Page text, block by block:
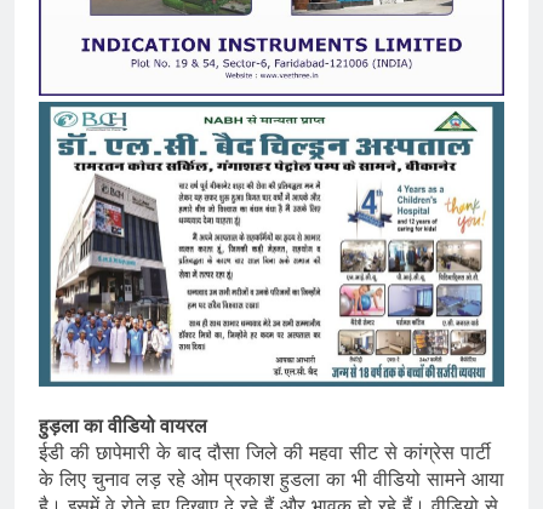
हुड़ला का वीडियो वायरल
ईडी की छापेमारी के बाद दौसा जिले की महवा सीट से कांग्रेस पार्टी
के लिए चुनाव लड़ रहे ओम प्रकाश हुडला का भी वीडियो सामने आया